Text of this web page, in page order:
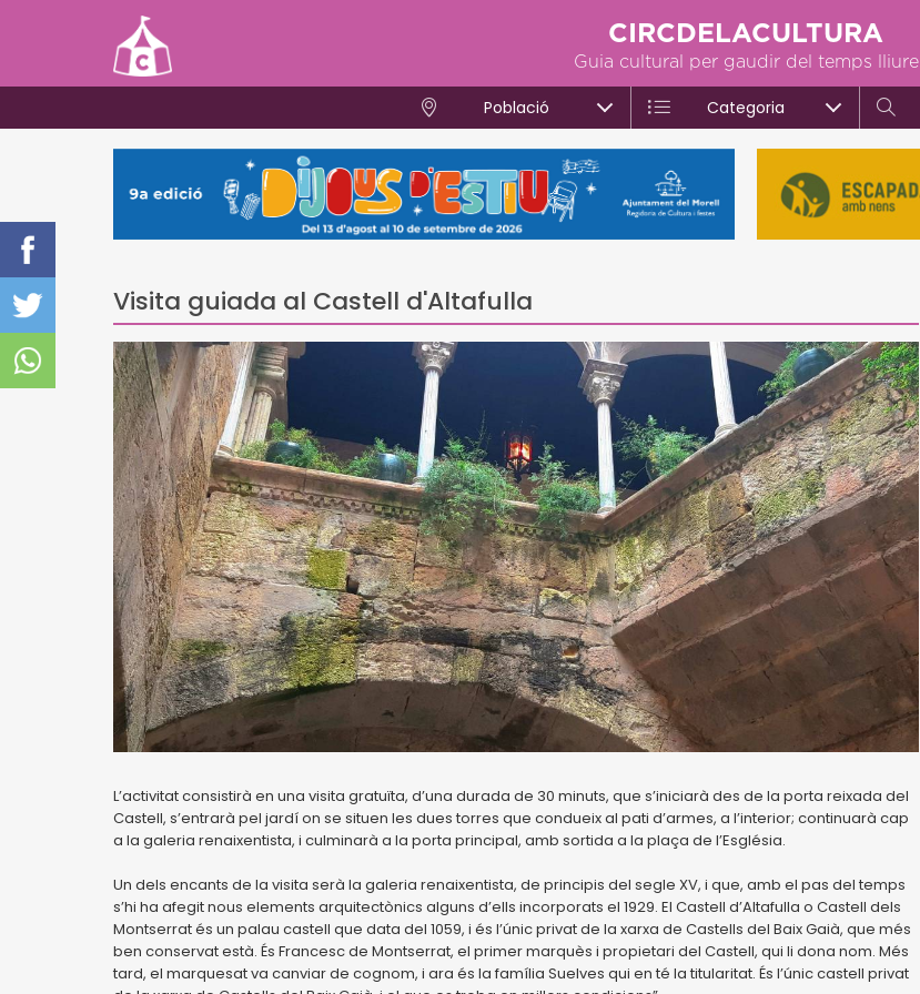
CIRCDELACULTURA
Guia cultural per gaudir del temps lliure
Població Categoria
Visita guiada al Castell d'Altafulla
L’activitat consistirà en una visita gratuïta, d’una durada de 30 minuts, que s’iniciarà des de la porta reixada del
Castell, s’entrarà pel jardí on se situen les dues torres que condueix al pati d’armes, a l’interior; continuarà cap
a la galeria renaixentista, i culminarà a la porta principal, amb sortida a la plaça de l’Església.
Un dels encants de la visita serà la galeria renaixentista, de principis del segle XV, i que, amb el pas del temps
s’hi ha afegit nous elements arquitectònics alguns d’ells incorporats el 1929. El Castell d’Altafulla o Castell dels
Montserrat és un palau castell que data del 1059, i és l’únic privat de la xarxa de Castells del Baix Gaià, que més
ben conservat està. És Francesc de Montserrat, el primer marquès i propietari del Castell, qui li dona nom. Més
tard, el marquesat va canviar de cognom, i ara és la família Suelves qui en té la titularitat. És l’únic castell privat